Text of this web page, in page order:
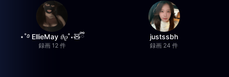
⋆˚࿔ EllieMay 𝜗𝜚˚⋆🧸ྀི
録画 12 件
justssbh
録画 24 件